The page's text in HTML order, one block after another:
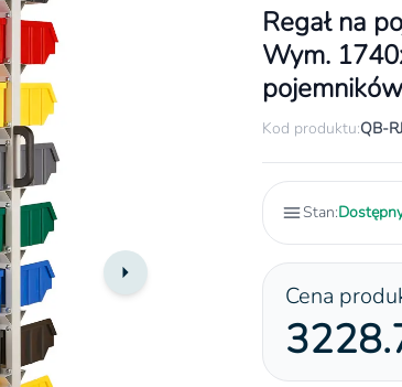
Regał na
Wym.
pojemników
Kod produktu:QB-
Stan:
Cena